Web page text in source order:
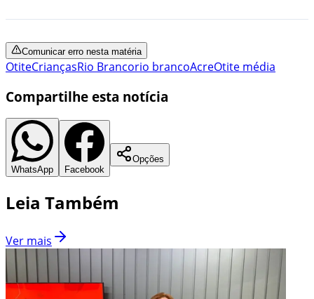
Comunicar erro nesta matéria
OtiteCriançasRio Brancorio brancoAcreOtite média
Compartilhe esta notícia
WhatsApp Facebook
Opções
Leia Também
Ver mais